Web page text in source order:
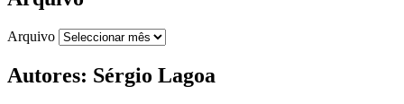
Arquivo
Autores: Sérgio Lagoa